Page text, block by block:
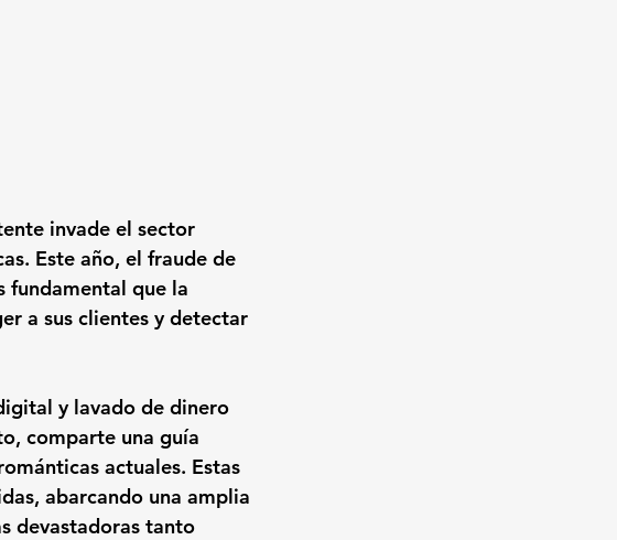
invade el sector
Este año, el fraude de
fundamental que la
a sus clientes y detectar
y lavado de dinero
comparte una guía
actuales. Estas
abarcando una amplia
devastadoras tanto